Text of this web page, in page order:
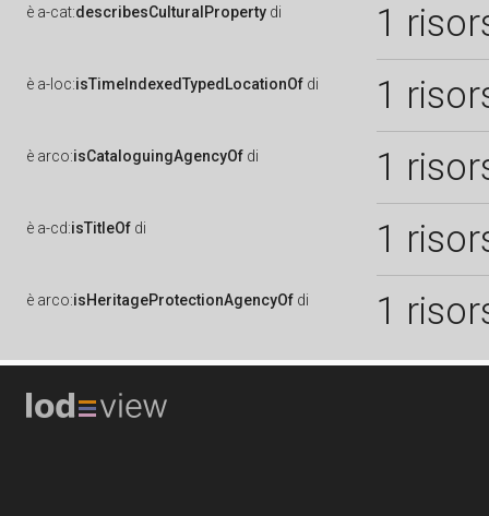
è a-cat:describesCulturalProperty di 1
è a-loc:isTimeIndexedTypedLocationOf di 1
è arco:isCataloguingAgencyOf di 1
è a-cd:isTitleOf di 1
è arco:isHeritageProtectionAgencyOf di 1